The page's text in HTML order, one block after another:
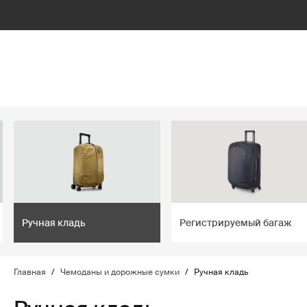
Ручная кладь Регистрируемый багаж
Главная / Чемоданы и дорожные сумки / Ручная кладь